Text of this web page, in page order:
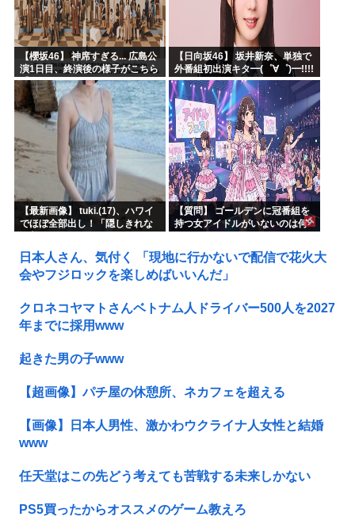
【櫻坂46】 神席すぎる... 広島公
演1日目、終演後の様子がこちら
【全国ツアー2026 What’s
lonesome?】
【日向坂46】 坂井新奈、単独で
外番組初出演キタ━(゜∀゜)━!!!!
【最新画像】 tuki.(17)、ハワイ
でほぼ全部出し！「隠しきれな
【質問】 ゴールデンに冠番組を
持つ女アイドルがいないのは何
日本人さん、気付く 「現地に行かないで配信で花火大
会やフジロックを楽しめばいいんだ」
クロネコヤマトさんベトナム人ドライバー500人を2027
年までに採用www
起きた男の子www
【超画像】パチ屋の休憩所、ネカフェを超える
【画像】日本人男性、激かわウクライナ人女性と結婚
www
任天堂はこの先どう考えても苦戦する未来しかない
PS5買ったからオススメのゲーム教えろ